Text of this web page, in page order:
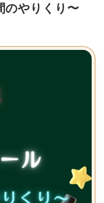
のやりくり〜